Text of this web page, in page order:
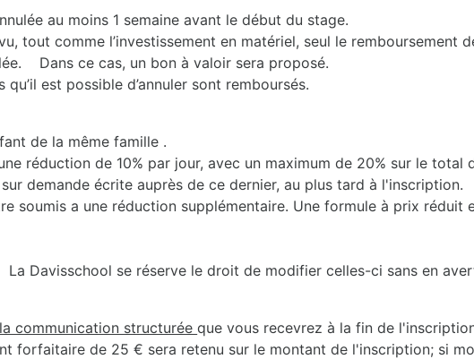
au moins 1 semaine avant le début du stage.
tout comme l’investissement en matériel, seul le remboursement
Dans ce cas, un bon à valoir sera proposé.
est possible d’annuler sont remboursés.
de la même famille .
réduction de 10% par jour, avec un maximum de 20% sur le total
demande écrite auprès de ce dernier, au plus tard à l'inscription.
soumis a une réduction supplémentaire. Une formule à prix réduit
Davisschool se réserve le droit de modifier celles-ci sans en
la communication structuréeque vous recevrez à la fin de
forfaitaire de 25 € sera retenu sur le montant de l'inscription; si